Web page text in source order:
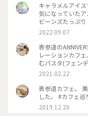
キャラメルアイ
気になっていた
ビーンズたっぷ
め 濃厚で口どけ
コーヒーはポッ
・ 数年ぶりに訪
席 何か幸せになれそうな
#Myことりっぷ #
ェ表参道#表参
2022.09.07
表参道の
レーションカフェ。 FENDIの世界観が詰め込まれた空間で
むパスタ(フェン
ゴ型の ’EFFE
♡ ウェットティッシュや持ち帰れるマスクケースもFENDIのロ
ゴが‼︎この時期、
たすぎます。 ティラミス ¥1,500 カフェラテ ¥1,000 2ヶ月半
だけなんてもっ
行くべき‼︎ 期間:2020年11月28日(土)～2021年2月14日(日)
2021.02.22
表参道カフェ。
した。 #カフェ
2019.12.20